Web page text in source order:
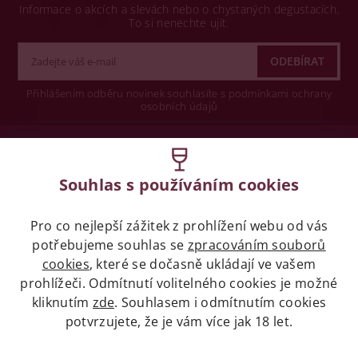
Informace o akcích a slevách nebo o chystaných degustacích.
To si nenechte ujít.
Přihlášením odběru novinek souhlasíte s podmínkami ochrany
osobních údajů
Legislativa
Zákaz prodeje alkoholických nápojů osobám
mladších 18 let.
Naše služby
Souhlas s používáním cookies
Pro co nejlepší zážitek z prohlížení webu od vás
potřebujeme souhlas se zpracováním souborů
cookies, které se dočasně ukládají ve vašem
prohlížeči. Odmítnutí volitelného cookies je možné
kliknutím zde. Souhlasem i odmítnutím cookies
potvrzujete, že je vám více jak 18 let.